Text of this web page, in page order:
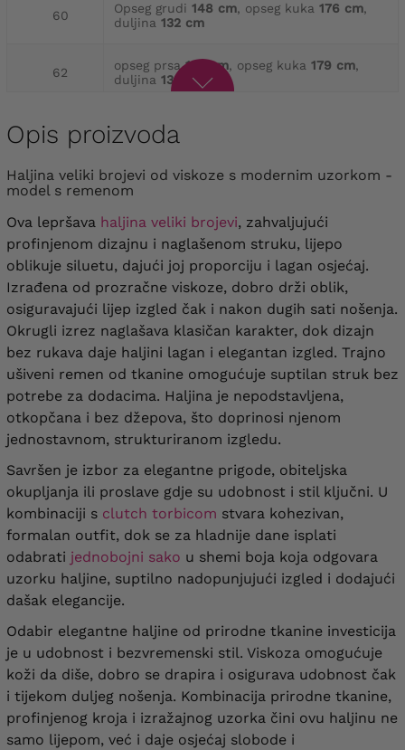
60 Opseg grudi 148 cm, opseg kuka 176 cm,
duljina 132 cm
62 opseg prsa 152 cm, opseg kuka 179 cm,
duljina 133 cm
64 opseg prsa
duljina 134 cm
Opis proizvoda
Haljina veliki brojevi od viskoze s modernim uzorkom -
model s remenom
Ova lepršava haljina veliki brojevi, zahvaljujući
profinjenom dizajnu i naglašenom struku, lijepo
oblikuje siluetu, dajući joj proporciju i lagan osjećaj.
Izrađena od prozračne viskoze, dobro drži oblik,
osiguravajući lijep izgled čak i nakon dugih sati nošenja.
Okrugli izrez naglašava klasičan karakter, dok dizajn
bez rukava daje haljini lagan i elegantan izgled. Trajno
ušiveni remen od tkanine omogućuje suptilan struk bez
potrebe za dodacima. Haljina je nepodstavljena,
otkopčana i bez džepova, što doprinosi njenom
jednostavnom, strukturiranom izgledu.
Savršen je izbor za elegantne prigode, obiteljska
okupljanja ili proslave gdje su udobnost i stil ključni. U
kombinaciji s clutch torbicom stvara kohezivan,
formalan outfit, dok se za hladnije dane isplati
odabrati jednobojni sako u shemi boja koja odgovara
uzorku haljine, suptilno nadopunjujući izgled i dodajući
dašak elegancije.
Odabir elegantne haljine od prirodne tkanine investicija
je u udobnost i bezvremenski stil. Viskoza omogućuje
koži da diše, dobro se drapira i osigurava udobnost čak
i tijekom duljeg nošenja. Kombinacija prirodne tkanine,
profinjenog kroja i izražajnog uzorka čini ovu haljinu ne
samo lijepom, već i daje osjećaj slobode i